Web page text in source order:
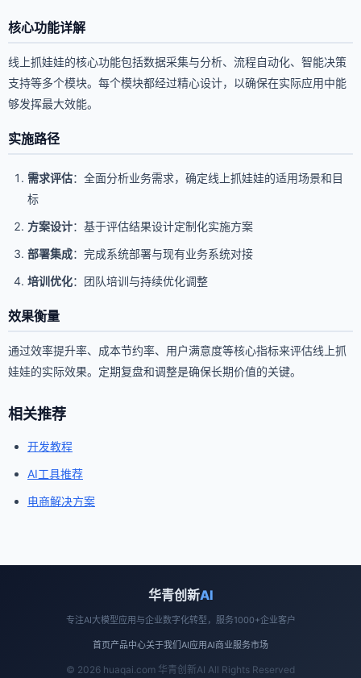
核心功能详解
线上抓娃娃的核心功能包括数据采集与分析、流程自动化、智能决策
支持等多个模块。每个模块都经过精心设计，以确保在实际应用中能
够发挥最大效能。
实施路径
需求评估：全面分析业务需求，确定线上抓娃娃的适用场景和目
标
方案设计：基于评估结果设计定制化实施方案
部署集成：完成系统部署与现有业务系统对接
培训优化：团队培训与持续优化调整
效果衡量
通过效率提升率、成本节约率、用户满意度等核心指标来评估线上抓
娃娃的实际效果。定期复盘和调整是确保长期价值的关键。
相关推荐
开发教程
AI工具推荐
电商解决方案
华青创新AI
专注AI大模型应用与企业数字化转型，服务1000+企业客户
首页产品中心关于我们 AI应用AI商业服务市场
© 2026 huaqai.com 华青创新AI All Rights Reserved